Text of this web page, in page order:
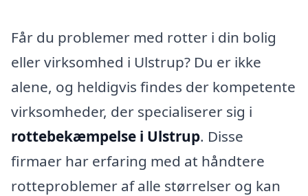
Får du problemer med rotter i din bolig
eller virksomhed i Ulstrup? Du er ikke
alene, og heldigvis findes der kompetente
virksomheder, der specialiserer sig i
rottebekæmpelse i Ulstrup. Disse
firmaer har erfaring med at håndtere
rotteproblemer af alle størrelser og kan